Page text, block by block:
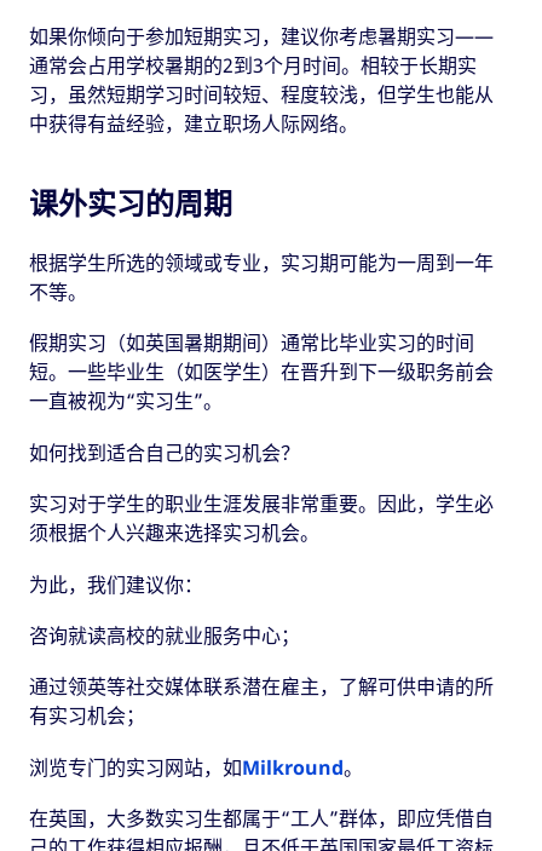
如果你倾向于参加短期实习，建议你考虑暑期实习——
通常会占用学校暑期的2到3个月时间。相较于长期实
习，虽然短期学习时间较短、程度较浅，但学生也能从
中获得有益经验，建立职场人际网络。
课外实习的周期
根据学生所选的领域或专业，实习期可能为一周到一年
不等。
假期实习（如英国暑期期间）通常比毕业实习的时间
短。一些毕业生（如医学生）在晋升到下一级职务前会
一直被视为“实习生”。
如何找到适合自己的实习机会？
实习对于学生的职业生涯发展非常重要。因此，学生必
须根据个人兴趣来选择实习机会。
为此，我们建议你：
咨询就读高校的就业服务中心；
通过领英等社交媒体联系潜在雇主，了解可供申请的所
有实习机会；
浏览专门的实习网站，如Milkround。
在英国，大多数实习生都属于“工人”群体，即应凭借自